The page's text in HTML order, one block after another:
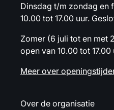
Dinsdag t/m zondag en
10.00 tot 17.00 uur.
Zomer (6 juli tot en met
open van 10.00 tot 17.00
Meer over
Over de organisatie